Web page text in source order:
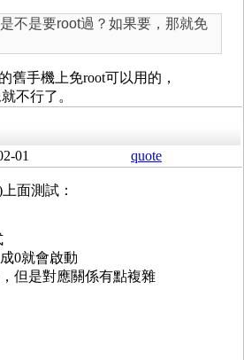
不是要root過？如果要，那就免
舊手機上免root可以用的，
不行了。
01 quote
面測試：
0就會啟動
但是對應關係有點複雜